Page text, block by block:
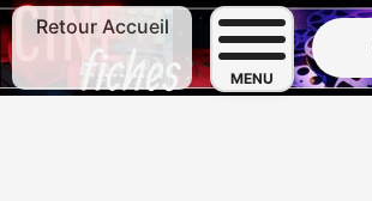
Retour Accueil
MENU